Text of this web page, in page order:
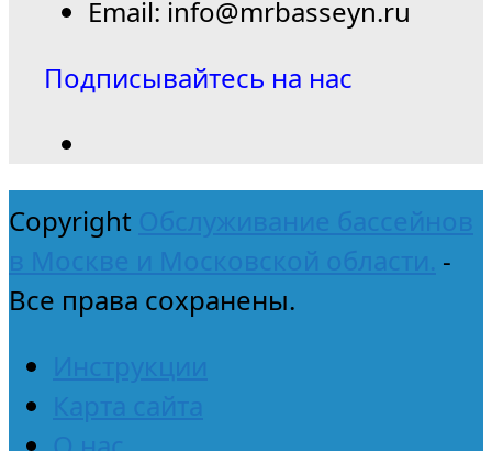
Email: info@mrbasseyn.ru
Подписывайтесь на нас
Copyright Обслуживание бассейнов
в Москве и Московской области. -
Все права сохранены.
Инструкции
Карта сайта